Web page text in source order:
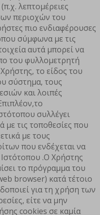
λεπτομέρειες
περιοχών του
πιο ενδιαφέρουσες
σύμφωνα με τις
αυτά μπορεί να
του φυλλομετρητή
το είδος του
σύστημα, τους
και λοιπές
συλλέγει
με τις τοποθεσίες που
με τους
που ενδέχεται να
.Ο Χρήστης
το πρόγραμμα του
browser) κατά τέτοιο
για τη χρήση των
είτε να μην
cookies σε καμία